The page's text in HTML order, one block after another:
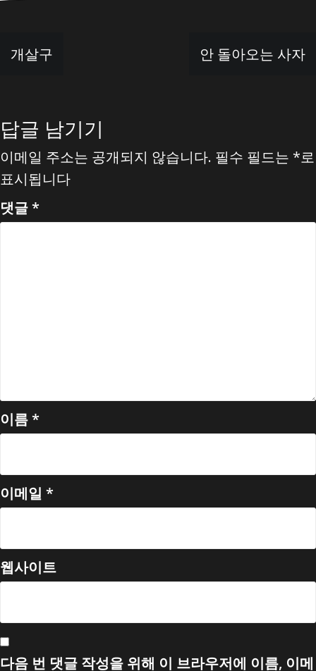
글
탐개살구 안 돌아오는 사자
답글 남기기
이메일 주소는 공개되지 않습니다. 필수 필드는 *로
표시됩니다
댓글*
이름*
이메일 *
웹사이트
다음 번 댓글 작성을 위해 이 브라우저에 이름, 이메